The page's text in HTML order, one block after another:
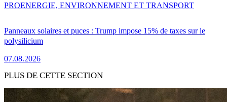
Panneaux solaires et puces : Trump impose 15% de taxes sur le
polysilicium
07.08.2026
PROENERGIE, ENVIRONNEMENT ET TRANSPORT
PLUS DE CETTE SECTION